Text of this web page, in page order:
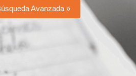
Avanzada »